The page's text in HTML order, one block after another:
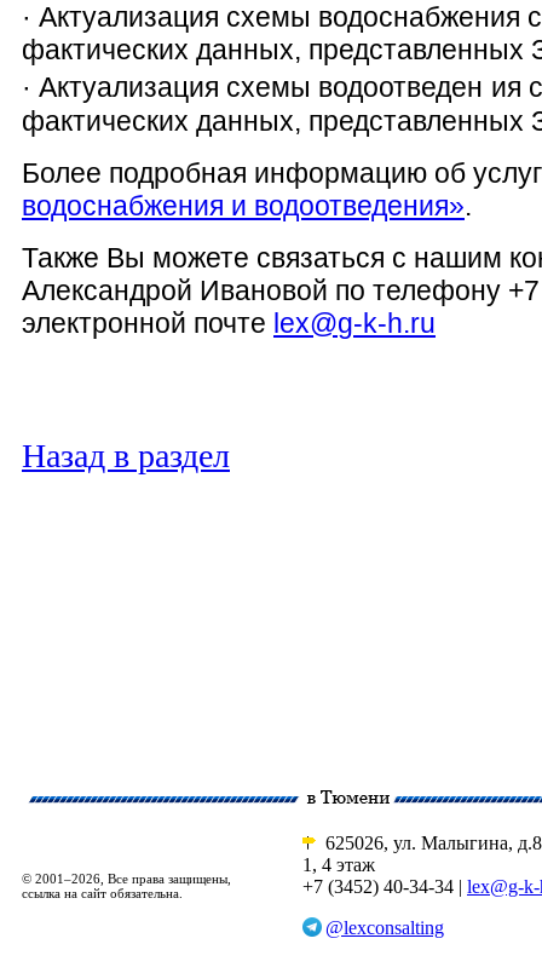
· Актуализация схемы водоснабжения
фактических данных, представленных
· Актуализация схемы водоотведен ия
фактических данных, представленных
Более подробная информацию об
водоснабжения и водоотведения».
Также Вы можете связаться с нашим
Александрой Ивановой по телефону
электронной почте lex@g-k-h.ru
Назад в раздел
© 2001–2026, Все права защищены,
ссылка на сайт обязательна.
625026, ул. Малыгина,
1, 4 этаж
+7 (3452) 40-34-34 | lex@g-
@lexconsalting